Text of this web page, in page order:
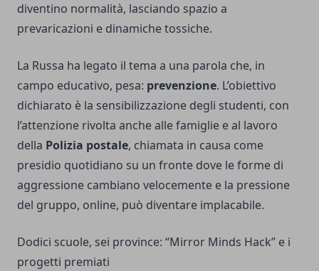
diventino normalità, lasciando spazio a
prevaricazioni e dinamiche tossiche.
La Russa ha legato il tema a una parola che, in
campo educativo, pesa: prevenzione. L’obiettivo
dichiarato è la sensibilizzazione degli studenti, con
l’attenzione rivolta anche alle famiglie e al lavoro
della Polizia postale, chiamata in causa come
presidio quotidiano su un fronte dove le forme di
aggressione cambiano velocemente e la pressione
del gruppo, online, può diventare implacabile.
Dodici scuole, sei province: “Mirror Minds Hack” e i
progetti premiati